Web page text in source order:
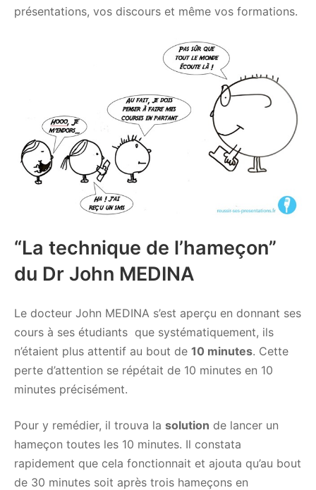
présentations, vos discours et même vos formations.
“La technique de l’hameçon”
du Dr John MEDINA
Le docteur John MEDINA s’est aperçu en donnant ses
cours à ses étudiants que systématiquement, ils
n’étaient plus attentif au bout de 10 minutes. Cette
perte d’attention se répétait de 10 minutes en 10
minutes précisément.
Pour y remédier, il trouva la solution de lancer un
hameçon toutes les 10 minutes. Il constata
rapidement que cela fonctionnait et ajouta qu’au bout
de 30 minutes soit après trois hameçons en